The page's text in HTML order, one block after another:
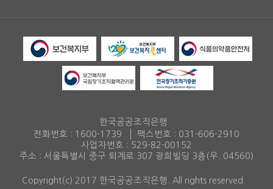
한국공공조직은행
전화번호 : 1600-1739 팩스번호 : 031-606-2910
사업자번호 : 529-82-00152
주소 : 서울특별시 중구 퇴계로 307 광희빌딩 3층(우. 04560)
Copyright(c) 2017 한국공공조직은행. All rights reserved.